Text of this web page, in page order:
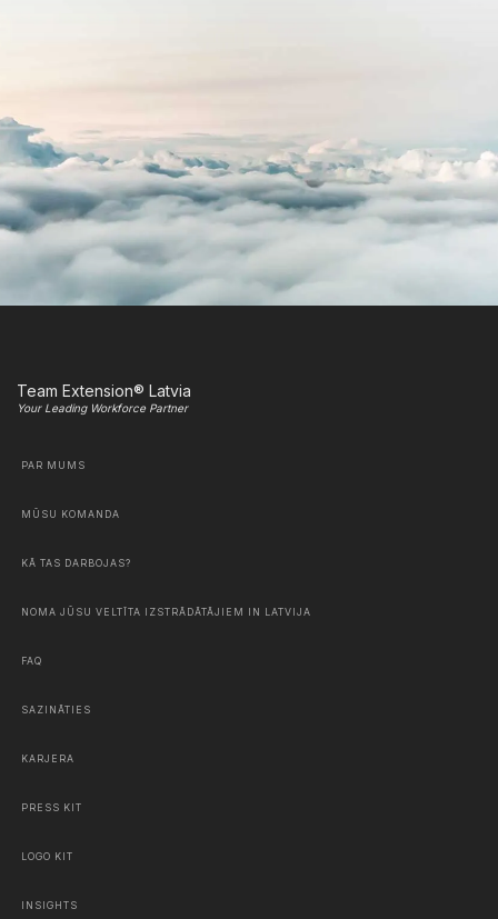
Team Extension® Latvia
Your Leading Workforce Partner
PAR MUMS
MŪSU KOMANDA
KĀ TAS DARBOJAS?
NOMA JŪSU VELTĪTA IZSTRĀDĀTĀJIEM IN LATVIJA
FAQ
SAZINĀTIES
KARJERA
PRESS KIT
LOGO KIT
INSIGHTS